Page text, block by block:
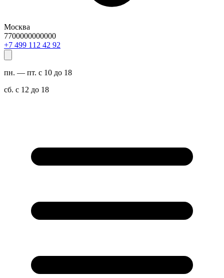
Москва
7700000000000
29 24 211 994 7+
пн. — пт. с 10 до 18
сб. с 12 до 18